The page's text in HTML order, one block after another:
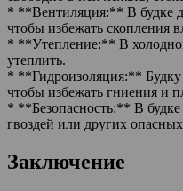
* **Вентиляция:** В будке
чтобы избежать скопления
* **Утепление:** В
утеплить.
* **Гидроизоляция:** Будку
чтобы избежать гниения и
* **Безопасность:** В
гвоздей или других
Заключение